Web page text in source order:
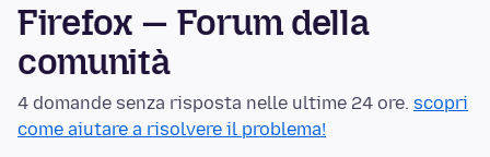
Firefox — Forum della
comunità
4 domande senza risposta nelle ultime 24 ore. scopri
come aiutare a risolvere il problema!